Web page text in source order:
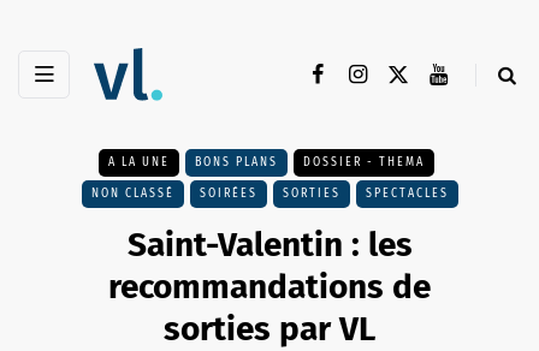
A LA UNE BONS PLANS DOSSIER - THEMA
NON CLASSÉ SOIRÉES SORTIES SPECTACLES
Saint-Valentin : les
recommandations de
sorties par VL